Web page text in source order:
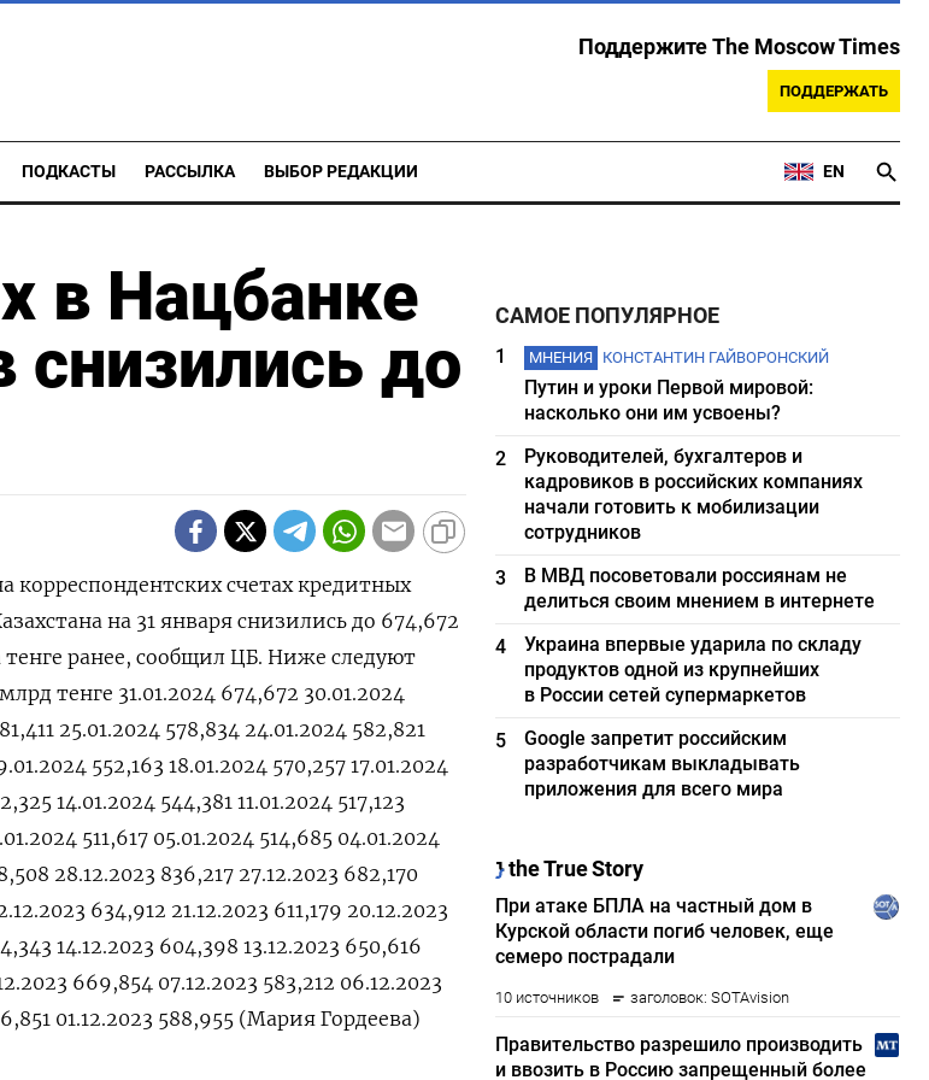
Поддержите The Moscow Times
ПОДДЕРЖАТЬ
ПОДКАСТЫ РАССЫЛКА ВЫБОР РЕДАКЦИИ EN
в Нацбанке
снизились до
счетах кредитных
на 31 января снизились до 674,672
ранее, сообщил ЦБ. Ниже следуют
тенге 31.01.2024 674,672 30.01.2024
25.01.2024 578,834 24.01.2024 582,821
552,163 18.01.2024 570,257 17.01.2024
14.01.2024 544,381 11.01.2024 517,123
511,617 05.01.2024 514,685 04.01.2024
28.12.2023 836,217 27.12.2023 682,170
634,912 21.12.2023 611,179 20.12.2023
14.12.2023 604,398 13.12.2023 650,616
669,854 07.12.2023 583,212 06.12.2023
01.12.2023 588,955 (Мария Гордеева)
САМОЕ ПОПУЛЯРНОЕ
1 МНЕНИЯ КОНСТАНТИН ГАЙВОРОНСКИЙ
Путин и уроки Первой мировой:
насколько они им усвоены?
2
Руководителей, бухгалтеров и
кадровиков в российских компаниях
начали готовить к мобилизации
сотрудников
3
В МВД посоветовали россиянам не
делиться своим мнением в интернете
4
Украина впервые ударила по складу
продуктов одной из крупнейших
в России сетей супермаркетов
5
Google запретит российским
разработчикам выкладывать
приложения для всего мира